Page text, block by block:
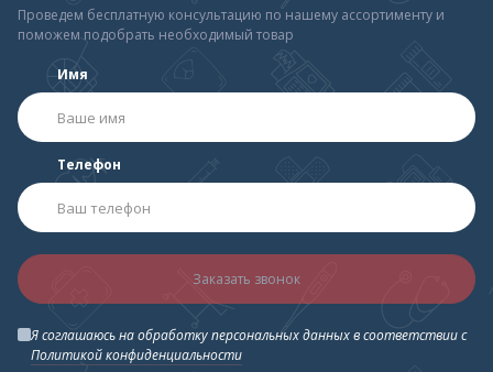
Проведем бесплатную консультацию по нашему ассортименту и
поможем подобрать необходимый товар
Имя
Телефон
Заказать звонок
Я соглашаюсь на обработку персональных данных в соответствии с
Политикой конфиденциальности